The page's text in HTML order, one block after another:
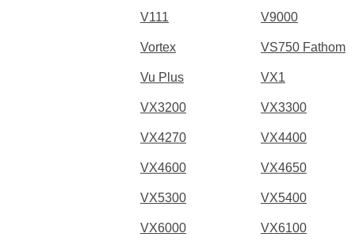
V111 V9000
Vortex VS750 Fathom
Vu Plus VX1
VX3200 VX3300
VX4270 VX4400
VX4600 VX4650
VX5300 VX5400
VX6000 VX6100